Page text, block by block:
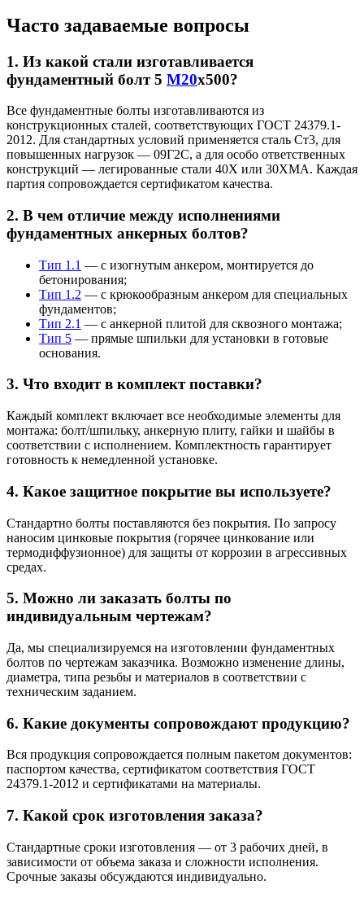
Часто задаваемые вопросы
1. Из какой стали изготавливается
фундаментный болт 5 М20х500?
Все фундаментные болты изготавливаются из
конструкционных сталей, соответствующих ГОСТ 24379.1-
2012. Для стандартных условий применяется сталь Ст3, для
повышенных нагрузок — 09Г2С, а для особо ответственных
конструкций — легированные стали 40Х или 30ХМА. Каждая
партия сопровождается сертификатом качества.
2. В чем отличие между исполнениями
фундаментных анкерных болтов?
Тип 1.1 — с изогнутым анкером, монтируется до
бетонирования;
Тип 1.2 — с крюкообразным анкером для специальных
фундаментов;
Тип 2.1 — с анкерной плитой для сквозного монтажа;
Тип 5 — прямые шпильки для установки в готовые
основания.
3. Что входит в комплект поставки?
Каждый комплект включает все необходимые элементы для
монтажа: болт/шпильку, анкерную плиту, гайки и шайбы в
соответствии с исполнением. Комплектность гарантирует
готовность к немедленной установке.
4. Какое защитное покрытие вы используете?
Стандартно болты поставляются без покрытия. По запросу
наносим цинковые покрытия (горячее цинкование или
термодиффузионное) для защиты от коррозии в агрессивных
средах.
5. Можно ли заказать болты по
индивидуальным чертежам?
Да, мы специализируемся на изготовлении фундаментных
болтов по чертежам заказчика. Возможно изменение длины,
диаметра, типа резьбы и материалов в соответствии с
техническим заданием.
6. Какие документы сопровождают продукцию?
Вся продукция сопровождается полным пакетом документов:
паспортом качества, сертификатом соответствия ГОСТ
24379.1-2012 и сертификатами на материалы.
7. Какой срок изготовления заказа?
Стандартные сроки изготовления — от 3 рабочих дней, в
зависимости от объема заказа и сложности исполнения.
Срочные заказы обсуждаются индивидуально.